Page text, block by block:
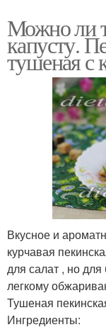
Можно ли
капусту.
тушеная с
Вкусное и
курчавая
для салат , но
легкому
Тушеная
Ингредиенты: